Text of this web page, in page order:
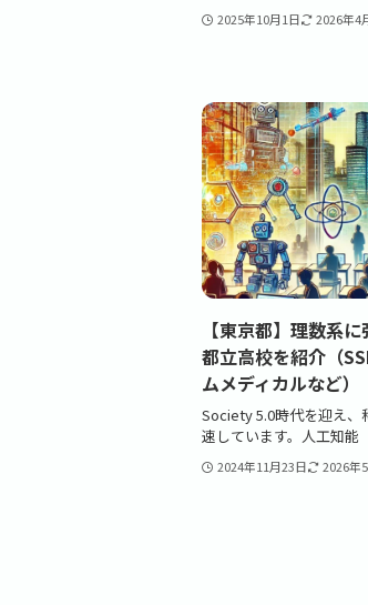
2025年10月1日 2026年4
【東京都】理数系
都立高校を紹介（
ムメディカルなど）
Society 5.0時代を迎え、
速しています。人工知能
2024年11月23日 2026年